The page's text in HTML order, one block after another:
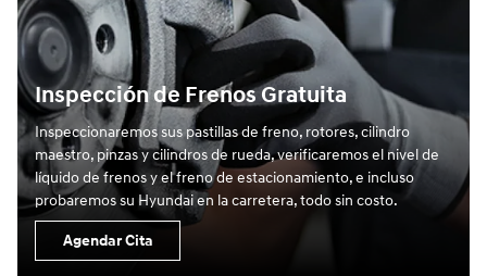
Inspección de Frenos Gratuita
Inspeccionaremos sus pastillas de freno, rotores, cilindro
maestro, pinzas y cilindros de rueda, verificaremos el nivel de
líquido de frenos y el freno de estacionamiento, e incluso
probaremos su Hyundai en la carretera, todo sin costo.
Agendar Cita